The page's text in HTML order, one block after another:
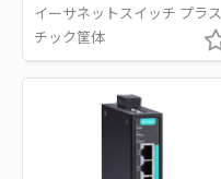
イーサネットスイッチ プラス
チック筐体